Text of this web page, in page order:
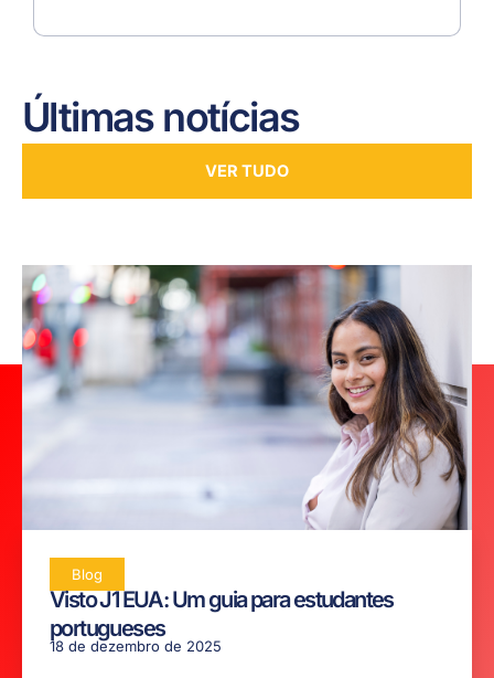
Últimas notícias
VER TUDO
Blog
Visto J1 EUA: Um guia para estudantes
portugueses
18 de dezembro de 2025